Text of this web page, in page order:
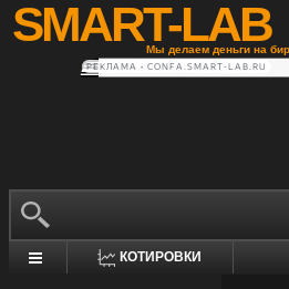
SMART-LAB
Мы делаем деньги на
РЕКЛАМА • CONFA.SMART-LAB.RU
КОТИРОВКИ